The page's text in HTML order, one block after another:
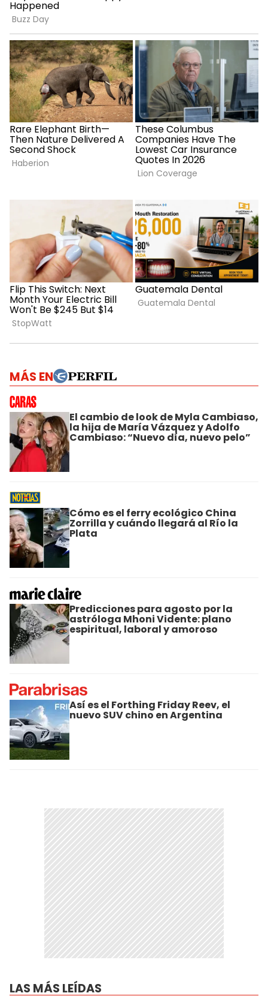
MÁS EN
El cambio de look de Myla Cambiaso,
la hija de María Vázquez y Adolfo
Cambiaso: “Nuevo día, nuevo pelo”
Cómo es el ferry ecológico China
Zorrilla y cuándo llegará al Río la
Plata
Predicciones para agosto por la
astróloga Mhoni Vidente: plano
espiritual, laboral y amoroso
Así es el Forthing Friday Reev, el
nuevo SUV chino en Argentina
LAS MÁS LEÍDAS